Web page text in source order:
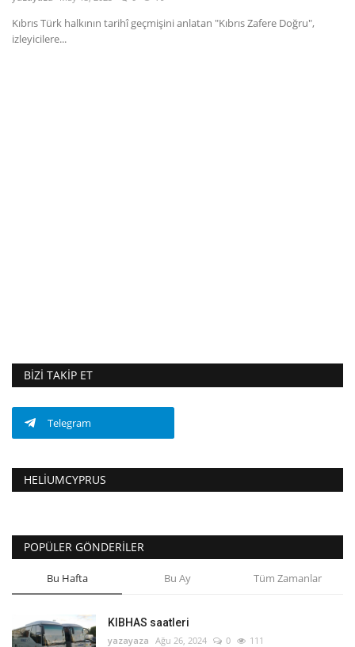
Dil
Kıbrıs Türk halkının tarihî geçmişini anlatan "Kıbrıs Zafere Doğru",
izleyicilere...
BIZI TAKIP ET
Telegram
HELIUMCYPRUS
POPÜLER GÖNDERILER
Bu Hafta Bu Ay Tüm Zamanlar
KIBHAS saatleri
yazayaza Ağu 26, 2024 0 111